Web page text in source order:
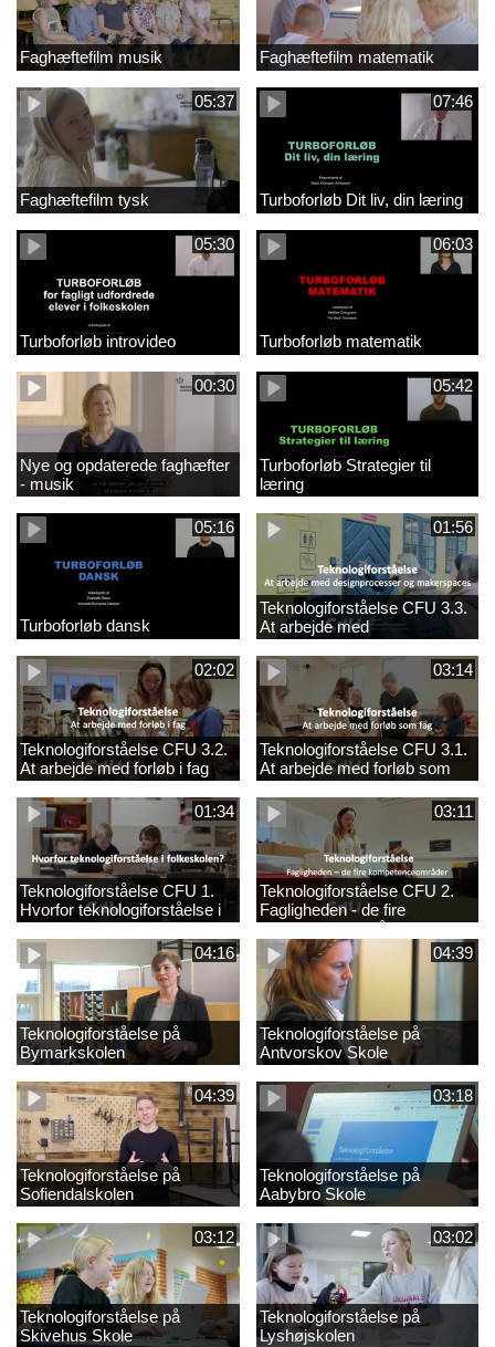
Faghæftefilm musik Faghæftefilm matematik
05:37
Faghæftefilm tysk
07:46
Turboforløb Dit liv, din læring
05:30
Turboforløb introvideo
06:03
Turboforløb matematik
00:30
Nye og opdaterede faghæfter
- musik
05:42
Turboforløb Strategier til
læring
05:16
Turboforløb dansk
01:56
Teknologiforståelse CFU 3.3.
At arbejde med
designprocesser og
makerspaces
02:02
Teknologiforståelse CFU 3.2.
At arbejde med forløb i fag
03:14
Teknologiforståelse CFU 3.1.
At arbejde med forløb som
fag
01:34
Teknologiforståelse CFU 1.
Hvorfor teknologiforståelse i
folkeskolen?
03:11
Teknologiforståelse CFU 2.
Fagligheden - de fire
kompetenceområder
04:16
Teknologiforståelse på
Bymarkskolen
04:39
Teknologiforståelse på
Antvorskov Skole
04:39
Teknologiforståelse på
Sofiendalskolen
03:18
Teknologiforståelse på
Aabybro Skole
03:12
Teknologiforståelse på
Skivehus Skole
03:02
Teknologiforståelse på
Lyshøjskolen